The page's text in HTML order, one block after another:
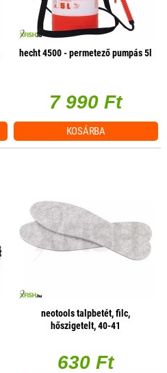
hecht 4500 - permetező pumpás 5l
7 990 Ft
KOSÁRBA
neotools talpbetét, filc,
hőszigetelt, 40-41
630 Ft